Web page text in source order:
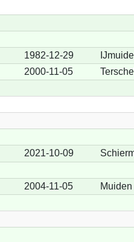
1982-12-29
2000-11-05
2021-10-09
2004-11-05 Muiden